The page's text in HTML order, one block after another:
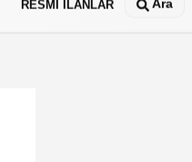
RESMİ İLANLAR Ara